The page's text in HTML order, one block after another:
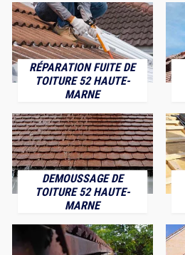
RÉPARATION FUITE DE
TOITURE 52 HAUTE-
MARNE
DEMOUSSAGE DE
TOITURE 52 HAUTE-
MARNE